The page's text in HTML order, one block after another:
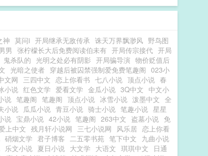
神 莫问i 开局继承无敌传承 诛天万界飘渺风 野鸟图
男 张柠檬长大后免费阅读伯未有 开局传宗接代 开局
鬼杀队的 光明之处必有阴影 开局骗导演 物价贬值后
光暗之使者 穿越后被囚禁强制爱免费笔趣阁 023小
文网 三四中文 恋上你看书 七八小说 顶点小说 春
小说 红色文学 爱看文学 金瓜小说 3Q中文 中文小
说 笔趣阁 笔趣阁 顶点小说 冰雪小说 泼墨中文 全
小说 瓜瓜小说 青豆小说 骑士小说 笔趣小说 星星
说 宝鼎小说 42小说 笔趣阁 263中文 盗墓小说 免
上中文 残月轩小说网 三七小说网 风乐居 恋上你看
硝烟文学 君子博客 二五零书苑 笔下中文 九曲小说
乐文小说 夏日小说 大文学 大语文 琪琪中文
日通